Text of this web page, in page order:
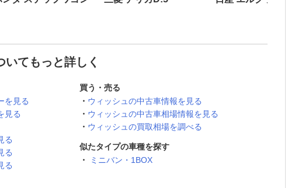
いてもっと詳しく
を見る
見る
る
る
る
買う・売る
ウィッシュの中古車情報を見る
ウィッシュの中古車相場情報を見る
ウィッシュの買取相場を調べる
似たタイプの車種を探す
ミニバン・1BOX